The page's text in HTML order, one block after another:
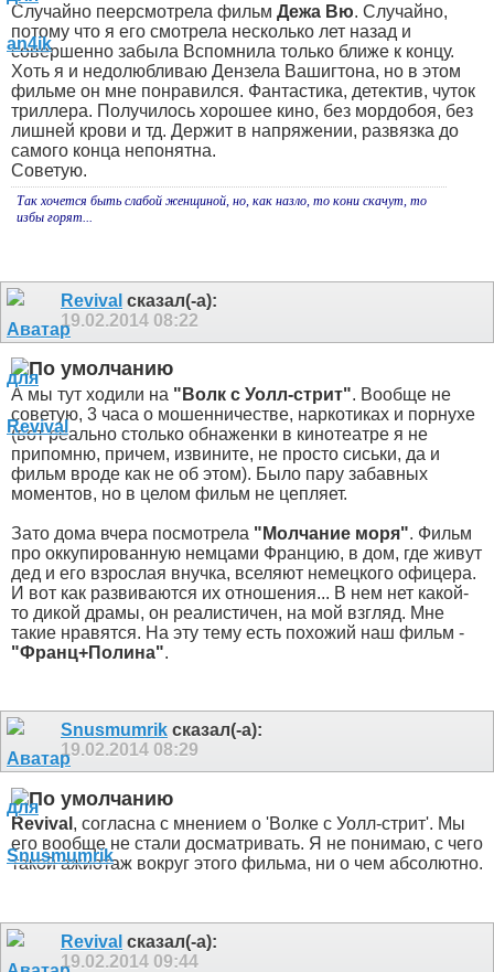
Случайно пеерсмотрела фильм Дежа Вю. Случайно,
потому что я его смотрела несколько лет назад и
совершенно забыла Вспомнила только ближе к концу.
Хоть я и недолюбливаю Дензела Вашигтона, но в этом
фильме он мне понравился. Фантастика, детектив, чуток
триллера. Получилось хорошее кино, без мордобоя, без
лишней крови и тд. Держит в напряжении, развязка до
самого конца непонятна.
Советую.
Так хочется быть слабой женщиной, но, как назло, то кони скачут, то
избы горят...
Revival сказал(-а):
19.02.2014 08:22
А мы тут ходили на "Волк с Уолл-стрит". Вообще не
советую, 3 часа о мошенничестве, наркотиках и порнухе
(вот реально столько обнаженки в кинотеатре я не
припомню, причем, извините, не просто сиськи, да и
фильм вроде как не об этом). Было пару забавных
моментов, но в целом фильм не цепляет.
Зато дома вчера посмотрела "Молчание моря". Фильм
про оккупированную немцами Францию, в дом, где живут
дед и его взрослая внучка, вселяют немецкого офицера.
И вот как развиваются их отношения... В нем нет какой-
то дикой драмы, он реалистичен, на мой взгляд. Мне
такие нравятся. На эту тему есть похожий наш фильм -
"Франц+Полина".
Snusmumrik сказал(-а):
19.02.2014 08:29
Revival , согласна с мнением о 'Волке с Уолл-стрит'. Мы
его вообще не стали досматривать. Я не понимаю, с чего
такой ажиотаж вокруг этого фильма, ни о чем абсолютно.
Revival сказал(-а):
19.02.2014 09:44